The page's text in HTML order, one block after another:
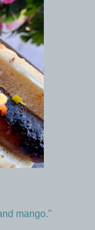
mango."